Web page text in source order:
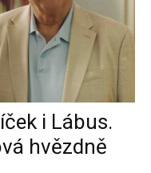
i Lábus.
hvězdně